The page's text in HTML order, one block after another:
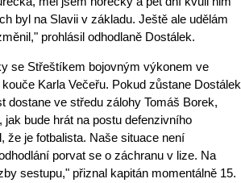
byl na Slavii v základu. Ještě ale udělám
prohlásil odhodlaně Dostálek.
se Střeštíkem bojovným výkonem ve
Karla Večeřu. Pokud zůstane Dostálek
dostane ve středu zálohy Tomáš Borek,
bude hrát na postu defenzivního
že je fotbalista. Naše situace není
porvat se o záchranu v lize. Na
sestupu," přiznal kapitán momentálně 15.